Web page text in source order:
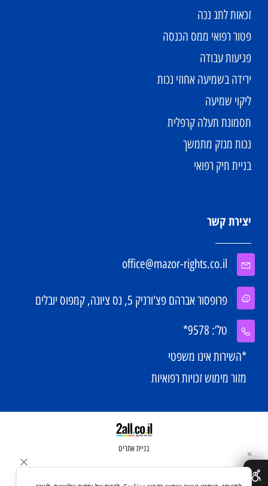
זכאות לתג נכה
פטור רפואי ממס הכנסה
פגיעות עבודה
ירידה בשמיעה אחוזי נכות
ליקוי שמיעה
תסמונת תעלה קרפלית
נכות מנזק מתמשך
בניית תיק רפואי
יצירת קשר
office@mazor-rights.co.il
פרופסור אברהם פצ'ורניק 5, נס ציונה, קמפוס יובלים
טל’: 9578*
*השירות אינו משפטי
מזור מימוש זכויות רפואיות
בניית אתרים
✕